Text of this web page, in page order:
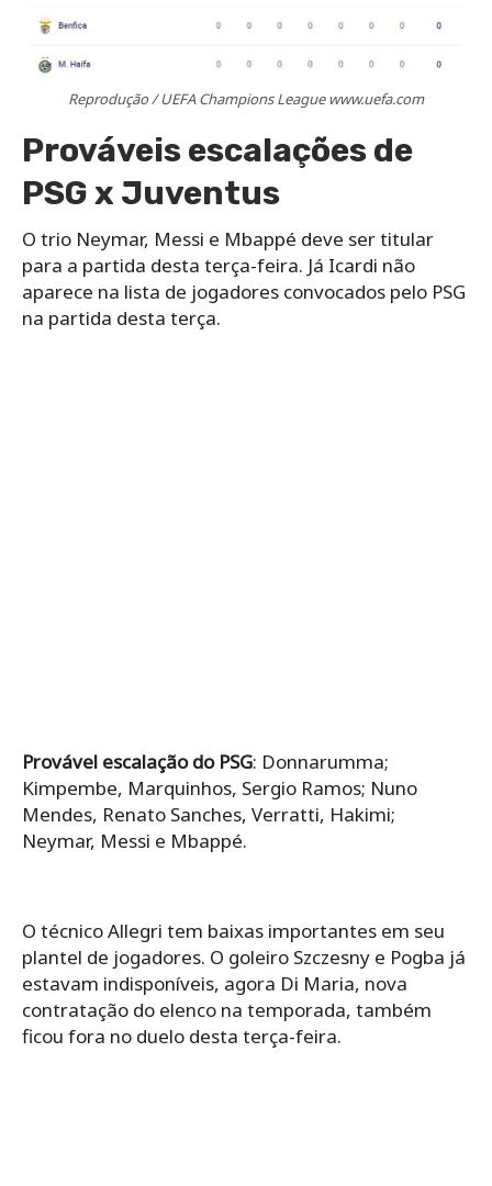
Reprodução / UEFA Champions League www.uefa.com
Prováveis escalações de
PSG x Juventus
O trio Neymar, Messi e Mbappé deve ser titular
para a partida desta terça-feira. Já Icardi não
aparece na lista de jogadores convocados pelo PSG
na partida desta terça.
Provável escalação do PSG: Donnarumma;
Kimpembe, Marquinhos, Sergio Ramos; Nuno
Mendes, Renato Sanches, Verratti, Hakimi;
Neymar, Messi e Mbappé.
O técnico Allegri tem baixas importantes em seu
plantel de jogadores. O goleiro Szczesny e Pogba já
estavam indisponíveis, agora Di Maria, nova
contratação do elenco na temporada, também
ficou fora no duelo desta terça-feira.